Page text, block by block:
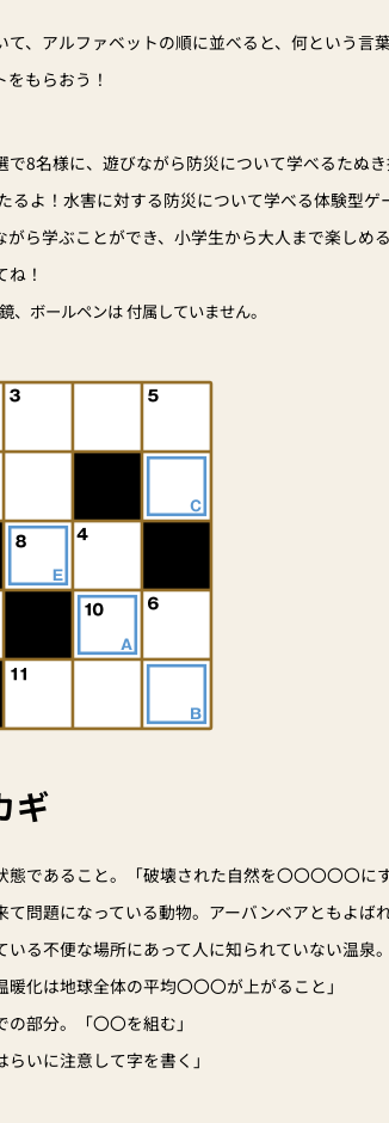
て、アルファベットの順に並べると、何という言
もらおう！
で8名様に、遊びながら防災について学べるたぬ
るよ！水害に対する防災について学べる体験型
がら学ぶことができ、小学生から大人まで楽しめ
！
、ボールペンは 付属していません。
ギ
であること。「破壊された自然を〇〇〇〇〇に
問題になっている動物。アーバンベアともよばれ
る不便な場所にあって人に知られていない温泉。
化は地球全体の平均〇〇〇が上がること」
部分。「〇〇を組む」
いに注意して字を書く」